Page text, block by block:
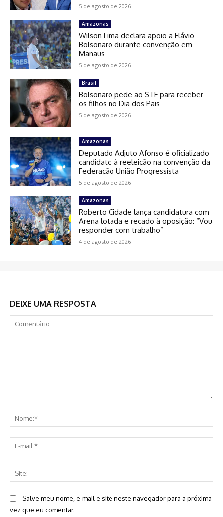
5 de agosto de 2026
Amazonas
Wilson Lima declara apoio a Flávio
Bolsonaro durante convenção em
Manaus
5 de agosto de 2026
Brasil
Bolsonaro pede ao STF para receber
os filhos no Dia dos Pais
5 de agosto de 2026
Amazonas
Deputado Adjuto Afonso é oficializado
candidato à reeleição na convenção da
Federação União Progressista
5 de agosto de 2026
Amazonas
Roberto Cidade lança candidatura com
Arena lotada e recado à oposição: “Vou
responder com trabalho”
4 de agosto de 2026
DEIXE UMA RESPOSTA
Salve meu nome, e-mail e site neste navegador para a próxima
vez que eu comentar.